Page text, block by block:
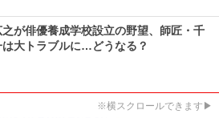
が俳優養成学校設立の野望、師匠・千
は大トラブルに…どうなる？
※横スクロールできます▶